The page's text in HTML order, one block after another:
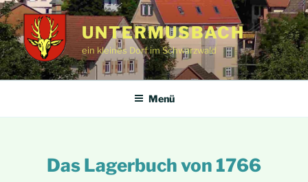
Zum
Inhalt
springen
UNTERMUSBACH
ein kleines Dorf im Schwarzwald
Menü
Das Lagerbuch von 1766